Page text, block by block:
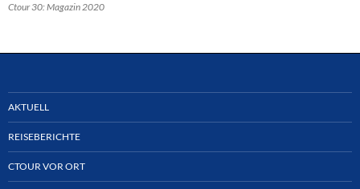
Ctour 30: Magazin 2020
AKTUELL
REISEBERICHTE
CTOUR VOR ORT